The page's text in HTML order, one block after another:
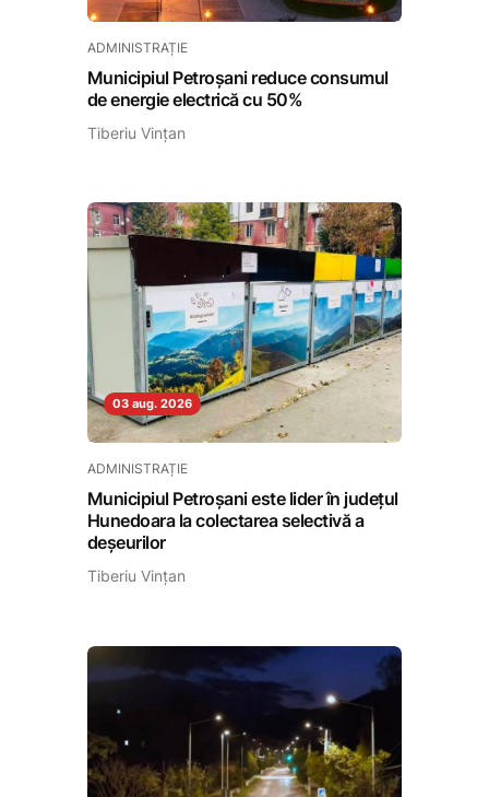
ADMINISTRAȚIE
Municipiul Petroșani reduce consumul
de energie electrică cu 50%
Tiberiu Vințan
03 aug. 2026
ADMINISTRAȚIE
Municipiul Petroșani este lider în județul
Hunedoara la colectarea selectivă a
deșeurilor
Tiberiu Vințan